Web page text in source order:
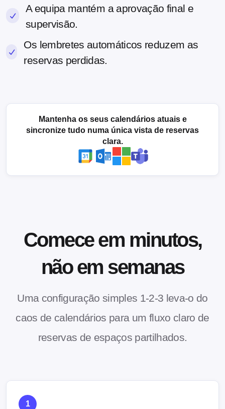
A equipa mantém a aprovação final e
supervisão.
Os lembretes automáticos reduzem as
reservas perdidas.
Mantenha os seus calendários atuais e
sincronize tudo numa única vista de reservas
clara.
Comece em minutos,
não em semanas
Uma configuração simples 1-2-3 leva-o do
caos de calendários para um fluxo claro de
reservas de espaços partilhados.
1